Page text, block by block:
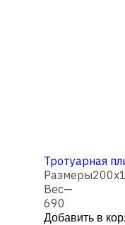
Тротуарная
Размеры
Вес—
690
Добавить в